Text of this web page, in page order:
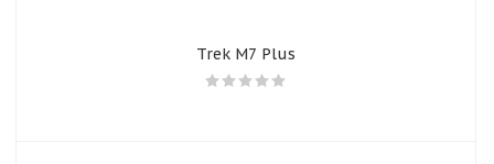
Trek M7 Plus